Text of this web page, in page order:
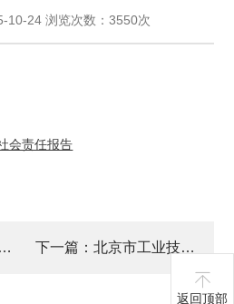
10-24 浏览次数： 3550次
会责任报告
上一篇：北京化学工业集团有限责任公司企业负责人2024年度薪酬情况 下一篇：北京市工业技师学院_2024年度部门决算(公开)
返回顶部